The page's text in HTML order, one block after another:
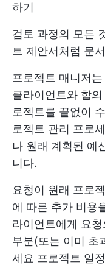
하기
검토 과정의 모든
트 제안서처럼 문
프로젝트 매니저
클라이언트와 합
로젝트를 끝없이
로젝트 관리 프로
나 원래 계획된 예
니다.
요청이 원래 프로
에 따른 추가 비용
라이언트에게 요
부분(또는 이미 초
세요 프로젝트 일정